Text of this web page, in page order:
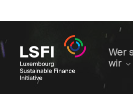
to
content
Wer
wir